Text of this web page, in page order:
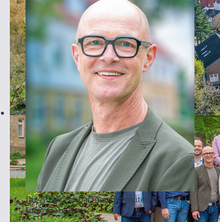
Ihr Ansprechpartner für weitere
Informationen: